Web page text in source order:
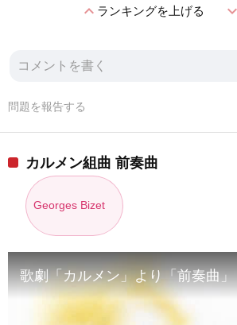
expand_lessランキングを上げる
問題を報告する
カルメン組曲 前奏曲
Georges Bizet
歌劇「カルメン」より「前奏曲